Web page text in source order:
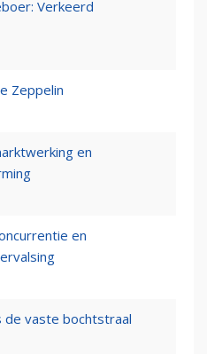
Verkeerd
Zeppelin
en
en
de vaste bochtstraal